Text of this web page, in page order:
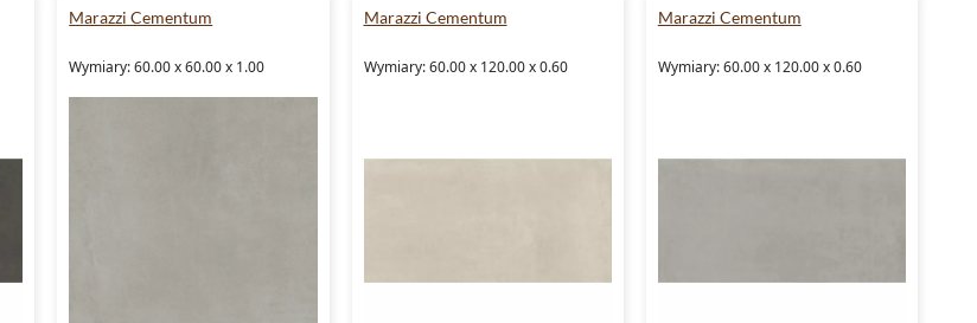
Nie zwlekaj, zainwestuj w płytki Marazzi Cementum
się trwałym i praktycznym rozwiązaniem na lata.
Marazzi Cementum
Wymiary: 60.00 x 60.00 x 1.00
Marazzi Cementum
Wymiary: 60.00 x 120.00 x 0.60
Marazzi Cementum
Wymiary: 60.00 x 120.00 x 0.60